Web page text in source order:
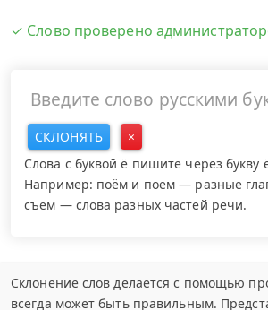
✓ Слово проверено
СКЛОНЯТЬ
×
Слова с буквой ё пишите через букву
Например: поём и поем — разные
съем — слова разных частей речи.
Склонение слов делается с помощью
всегда может быть правильным.